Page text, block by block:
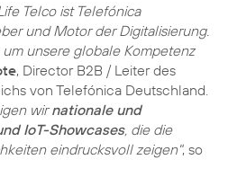
Telco ist Telefónica
und Motor der Digitalisierung.
unsere globale Kompetenz
, Director B2B / Leiter des
von Telefónica Deutschland.
wirnationale und
IoT-Showcases, die die
eindrucksvoll zeigen", so